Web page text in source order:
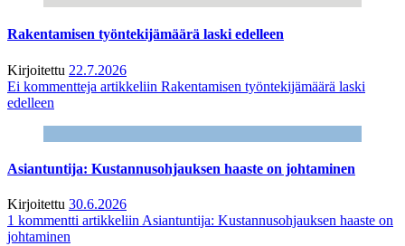
Rakentamisen työntekijämäärä laski edelleen
Kirjoitettu 22.7.2026
Ei kommentteja artikkeliin Rakentamisen työntekijämäärä laski
edelleen
Asiantuntija: Kustannusohjauksen haaste on johtaminen
Kirjoitettu 30.6.2026
1 kommentti artikkeliin Asiantuntija: Kustannusohjauksen haaste on
johtaminen